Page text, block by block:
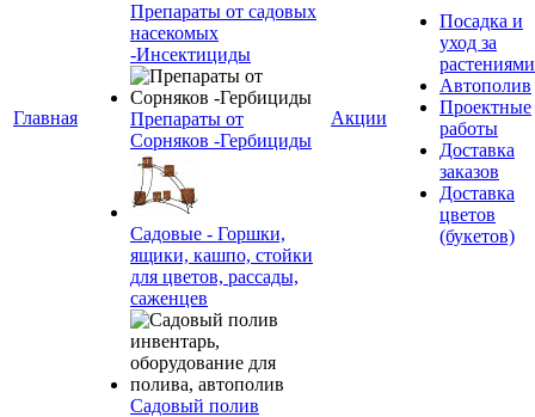
Главная
Препараты от садовых
насекомых
-Инсектициды
Препараты от
Сорняков -Гербициды
Садовые - Горшки,
ящики, кашпо, стойки
для цветов, рассады,
саженцев
Садовый полив
Акции
Посадка и
уход за
растениями
Автополив
Проектные
работы
Доставка
заказов
Доставка
цветов
(букетов)